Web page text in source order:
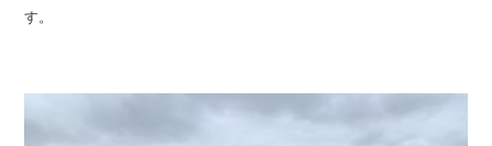
す。